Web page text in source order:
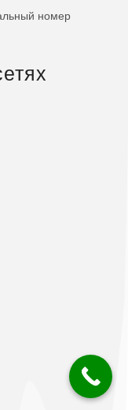
номер